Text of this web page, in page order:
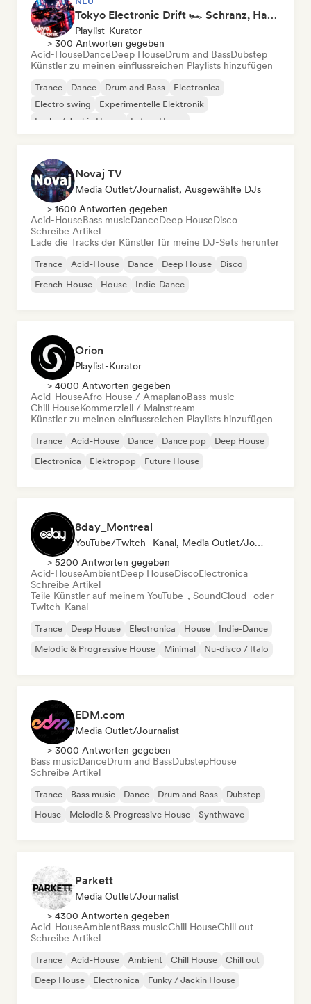
Tokyo Electronic Drift 🏎️ Schranz, Hard Techno & Anime EDM
Playlist-Kurator
> 300 Antworten gegeben
Acid-HouseDanceDeep HouseDrum and BassDubstep
Künstler zu meinen einflussreichen Playlists hinzufügen
Trance Dance Drum and Bass
Electronica
Electro swing
Experimentelle Elektronik
Funky / Jackin House
Future House
Novaj TV
Media Outlet/Journalist, Ausgewählte DJs
> 1600 Antworten gegeben
Acid-HouseBass musicDanceDeep HouseDisco
Schreibe Artikel
Lade die Tracks der Künstler für meine DJ-Sets herunter
Trance Acid-House Dance Deep House
Disco
French-House
House Indie-Dance
Orion
Playlist-Kurator
> 4000 Antworten gegeben
Acid-HouseAfro House / AmapianoBass music
Chill HouseKommerziell / Mainstream
Künstler zu meinen einflussreichen Playlists hinzufügen
Trance Acid-House Dance Dance pop
Deep House
Electronica
Elektropop Future House
8day_Montreal
YouTube/Twitch -Kanal, Media Outlet/Journalist
> 5200 Antworten gegeben
Acid-HouseAmbientDeep HouseDiscoElectronica
Schreibe Artikel
Teile Künstler auf meinem YouTube-, SoundCloud- oder
Twitch-Kanal
Trance Deep House Electronica House
Indie-Dance
Melodic & Progressive House
Minimal Nu-disco / Italo
EDM.com
Media Outlet/Journalist
> 3000 Antworten gegeben
Bass musicDanceDrum and BassDubstepHouse
Schreibe Artikel
Trance Bass music Dance Drum and Bass
Dubstep
House
Melodic & Progressive House Synthwave
Parkett
Media Outlet/Journalist
> 4300 Antworten gegeben
Acid-HouseAmbientBass musicChill HouseChill out
Schreibe Artikel
Trance Acid-House Ambient Chill House
Chill out
Deep House
Electronica Funky / Jackin House